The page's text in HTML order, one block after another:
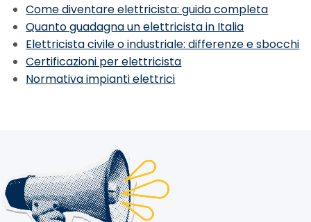
Come diventare elettricista: guida completa
Quanto guadagna un elettricista in Italia
Elettricista civile o industriale: differenze e sbocchi
Certificazioni per elettricista
Normativa impianti elettrici